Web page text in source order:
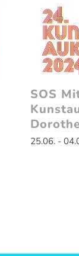
SOS
25.06. -